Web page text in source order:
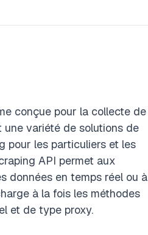
conçue pour la collecte de
une variété de solutions de
pour les particuliers et les
API permet aux
données en temps réel ou à
à la fois les méthodes
et de type proxy.